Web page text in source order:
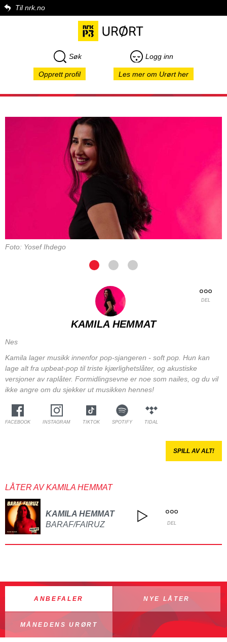
Til nrk.no
Søk Logg inn
Opprett profil Les mer om Urørt her
Foto: Yosef Ihdego
DEL
KAMILA HEMMAT
Nes
Kamila lager musikk innenfor pop-sjangeren - soft pop. Hun kan
lage alt fra upbeat-pop til triste kjærlighetslåter, og akustiske
versjoner av raplåter. Formidlingsevne er noe som nailes, og du vil
ikke angre om du sjekker ut musikken hennes!
FACEBOOK INSTAGRAM TIKTOK SPOTIFY TIDAL
SPILL AV ALT!
LÅTER AV KAMILA HEMMAT
KAMILA HEMMAT
BARAF/FAIRUZ
DEL
ANBEFALER NYE LÅTER
MÅNEDENS URØRT